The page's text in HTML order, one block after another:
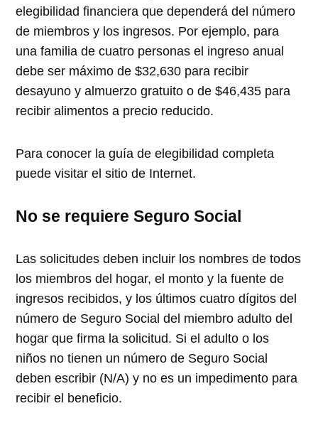
elegibilidad financiera que dependerá del número
de miembros y los ingresos. Por ejemplo, para
una familia de cuatro personas el ingreso anual
debe ser máximo de $32,630 para recibir
desayuno y almuerzo gratuito o de $46,435 para
recibir alimentos a precio reducido.
Para conocer la guía de elegibilidad completa
puede visitar el sitio de Internet.
No se requiere Seguro Social
Las solicitudes deben incluir los nombres de todos
los miembros del hogar, el monto y la fuente de
ingresos recibidos, y los últimos cuatro dígitos del
número de Seguro Social del miembro adulto del
hogar que firma la solicitud. Si el adulto o los
niños no tienen un número de Seguro Social
deben escribir (N/A) y no es un impedimento para
recibir el beneficio.